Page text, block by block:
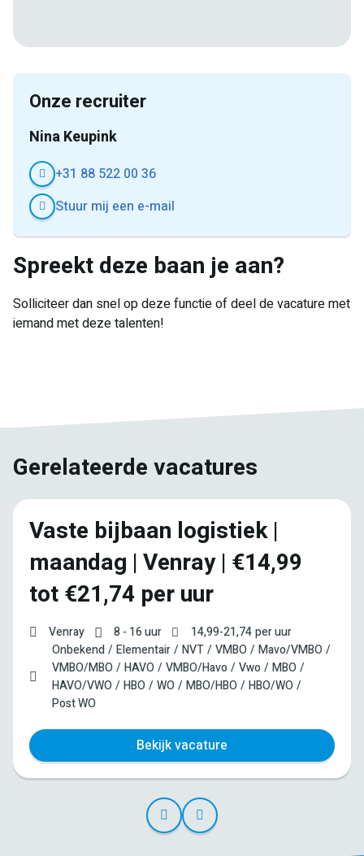
Onze recruiter
Nina Keupink
+31 88 522 00 36
Stuur mij een e-mail
Spreekt deze baan je aan?
Solliciteer dan snel op deze functie of deel de vacature met
iemand met deze talenten!
Gerelateerde vacatures
Vaste bijbaan logistiek |
maandag | Venray | €14,99
tot €21,74 per uur
Venray 8 - 16 uur 14,99-21,74per uur
Onbekend
Elementair NVT VMBO
Mavo/VMBO
VMBO/MBO
HAVO VMBO/Havo Vwo
MBO
HAVO/VWO
HBO WO MBO/HBO
HBO/WO
Post WO
Bekijk vacature